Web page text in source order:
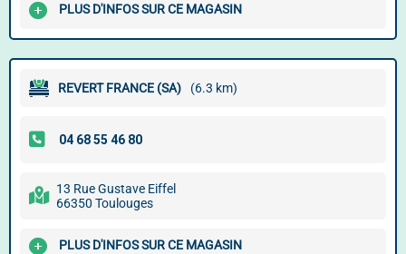
PLUS D'INFOS SUR CE MAGASIN
REVERT FRANCE (SA) (6.3 km)
13 Rue Gustave Eiffel
66350 Toulouges
PLUS D'INFOS SUR CE MAGASIN